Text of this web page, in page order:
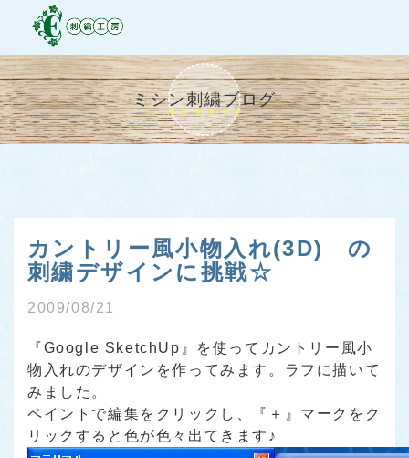
ミシン刺繍ブログ
カントリー風小物入れ(3D) の
刺繍デザインに挑戦☆
2009/08/21
『Google SketchUp』を使ってカントリー風小
物入れのデザインを作ってみます。ラフに描いて
みました。
ペイントで編集をクリックし、『＋』マークをク
リックすると色が色々出てきます♪